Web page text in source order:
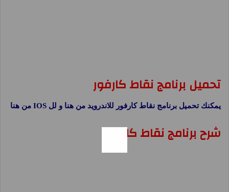
تحميل برنامج نقاط كارفور
يمكنك تحميل برنامج نقاط كارفور للاندرويد من هنا و لل IOS من هنا
شرح برنامج نقاط كارفور